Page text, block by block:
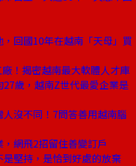
回國10年在越南「天母」買
！揭密越南最大軟體人才庫
歲，越南Z世代最愛企業是
沒不同！7問答善用越南腦
，網飛2招留住善變訂戶
堅持，是恰到好處的放棄